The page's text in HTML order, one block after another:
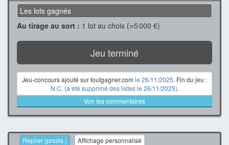
Les lots gagnés
Au tirage au sort : 1 lot au choix (≈5 000 €)
Jeu terminé
Jeu-concours ajouté sur toutgagner.com le 26/11/2025. Fin du jeu :
N.C. (a été supprimé des listes le 26/11/2025).
Voir les commentaires
Replier (provis.) Affichage personnalisé